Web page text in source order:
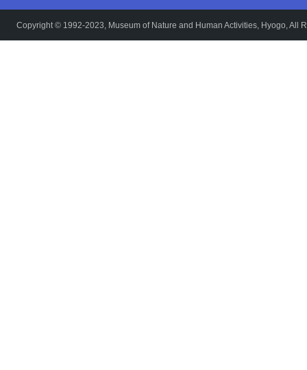
Copyright © 1992-2023, Museum of Nature and Human Activities, Hyogo, All